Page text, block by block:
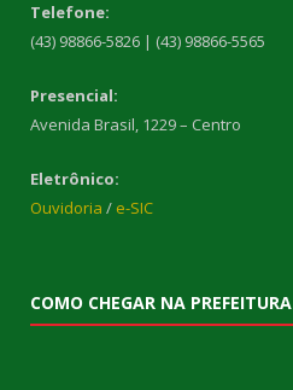
Telefone:
(43) 98866-5826 | (43) 98866-5565
Presencial:
Avenida Brasil, 1229 – Centro
Eletrônico:
Ouvidoria / e-SIC
COMO CHEGAR NA PREFEITURA